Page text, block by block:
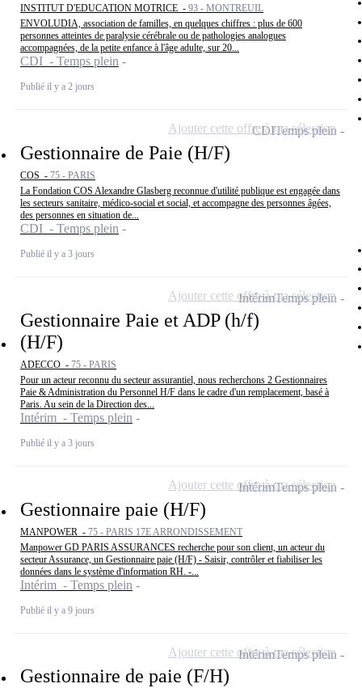
INSTITUT D'EDUCATION MOTRICE - 93 - MONTREUIL
ENVOLUDIA, association de familles, en quelques chiffres : plus de 600
personnes atteintes de paralysie cérébrale ou de pathologies analogues
accompagnées, de la petite enfance à l'âge adulte, sur 20...
CDI - Temps plein
Publié il y a 2 jours
Gestionnaire de Paie (H/F)
COS - 75 - PARIS
La Fondation COS Alexandre Glasberg reconnue d'utilité publique est engagée dans
les secteurs sanitaire, médico-social et social, et accompagne des personnes âgées,
des personnes en situation de...
CDI - Temps plein
Publié il y a 3 jours
CDITemps plein
Ajouter cette offre à ma sélection
Gestionnaire Paie et ADP (h/f)
(H/F)
ADECCO - 75 - PARIS
Pour un acteur reconnu du secteur assurantiel, nous recherchons 2 Gestionnaires
Paie & Administration du Personnel H/F dans le cadre d'un remplacement, basé à
Paris. Au sein de la Direction des...
Intérim - Temps plein
Publié il y a 3 jours
IntérimTemps plein
Ajouter cette offre à ma sélection
Gestionnaire paie (H/F)
MANPOWER - 75 - PARIS 17E ARRONDISSEMENT
Manpower GD PARIS ASSURANCES recherche pour son client, un acteur du
secteur Assurance, un Gestionnaire paie (H/F) - Saisir, contrôler et fiabiliser les
données dans le système d'information RH. -...
Intérim - Temps plein
Publié il y a 9 jours
IntérimTemps plein
Ajouter cette offre à ma sélection
Gestionnaire de paie (F/H)
IntérimTemps plein
Ajouter cette offre à ma sélection